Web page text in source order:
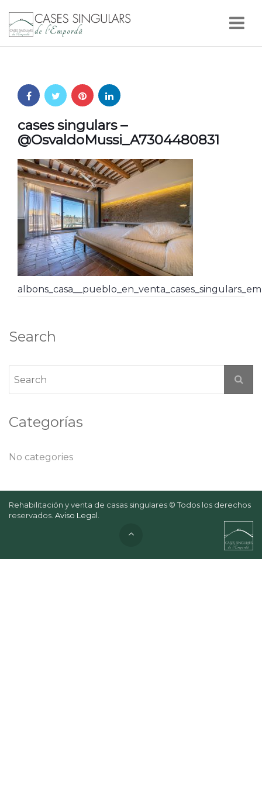
cases singulars –
@OsvaldoMussi_A7304480831
Search
Categorías
No categories
Rehabilitación y venta de casas singulares © Todos los derechos
reservados. Aviso Legal